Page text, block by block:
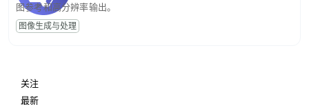
图参考和高分辨率输出。
图像生成与处理
关注
最新